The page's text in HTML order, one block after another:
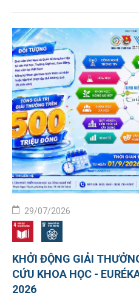
29/07/2026
KHỞI ĐỘNG GIẢI
CỨU KHOA HỌC -
2026